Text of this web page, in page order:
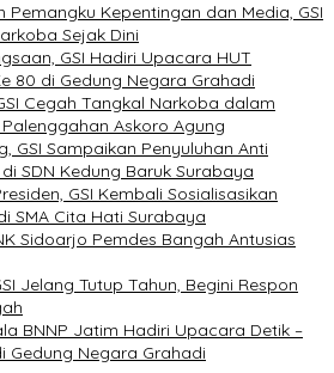
Pemangku Kepentingan dan Media, GSI
Sejak Dini
GSI Hadiri Upacara HUT
80 di Gedung Negara Grahadi
Cegah Tangkal Narkoba dalam
Askoro Agung
GSI Sampaikan Penyuluhan Anti
SDN Kedung Baruk Surabaya
GSI Kembali Sosialisasikan
SMA Cita Hati Surabaya
Sidoarjo Pemdes Bangah Antusias
Jelang Tutup Tahun, Begini Respon
BNNP Jatim Hadiri Upacara Detik –
Gedung Negara Grahadi